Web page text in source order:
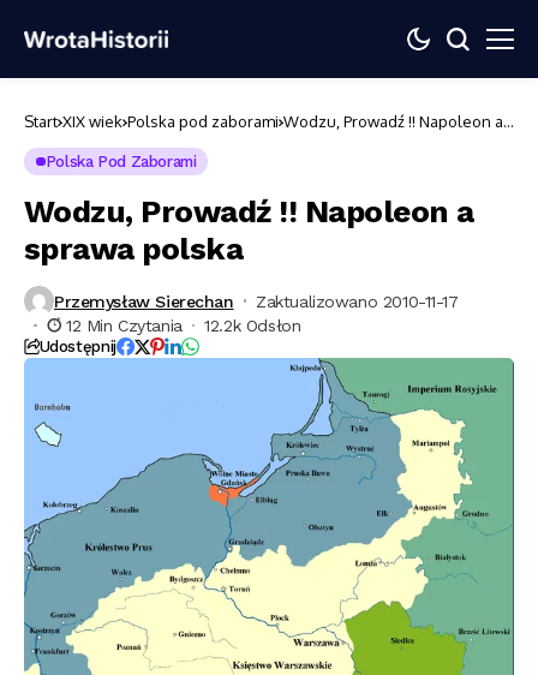
Start XIX wiek Polska pod zaborami Wodzu, Prowadź !! Napoleon a
Polska Pod Zaborami
Wodzu, Prowadź !! Napoleon a
sprawa polska
Przemysław Sierechan
Zaktualizowano 2010-11-17
12 Min Czytania
12.2k Odsłon
Udostępnij